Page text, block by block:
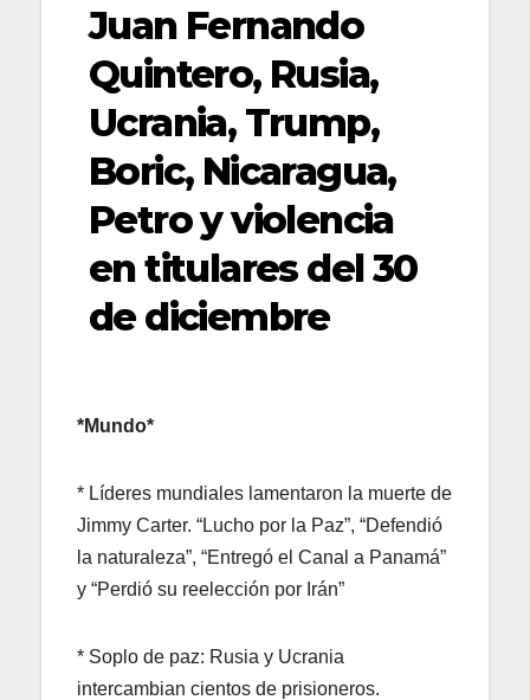
Juan Fernando
Quintero, Rusia,
Ucrania, Trump,
Boric, Nicaragua,
Petro y violencia
en titulares del 30
de diciembre
*Mundo*
* Líderes mundiales lamentaron la muerte de
Jimmy Carter. “Lucho por la Paz”, “Defendió
la naturaleza”, “Entregó el Canal a Panamá”
y “Perdió su reelección por Irán”
* Soplo de paz: Rusia y Ucrania
intercambian cientos de prisioneros.